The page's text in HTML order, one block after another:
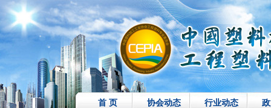
首 页 协会动态 行业动态